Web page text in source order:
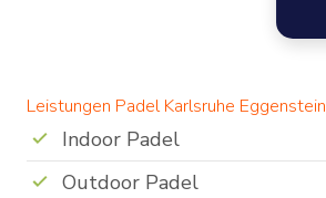
Leistungen Padel Karlsruhe Eggenstein
Indoor Padel
Outdoor Padel